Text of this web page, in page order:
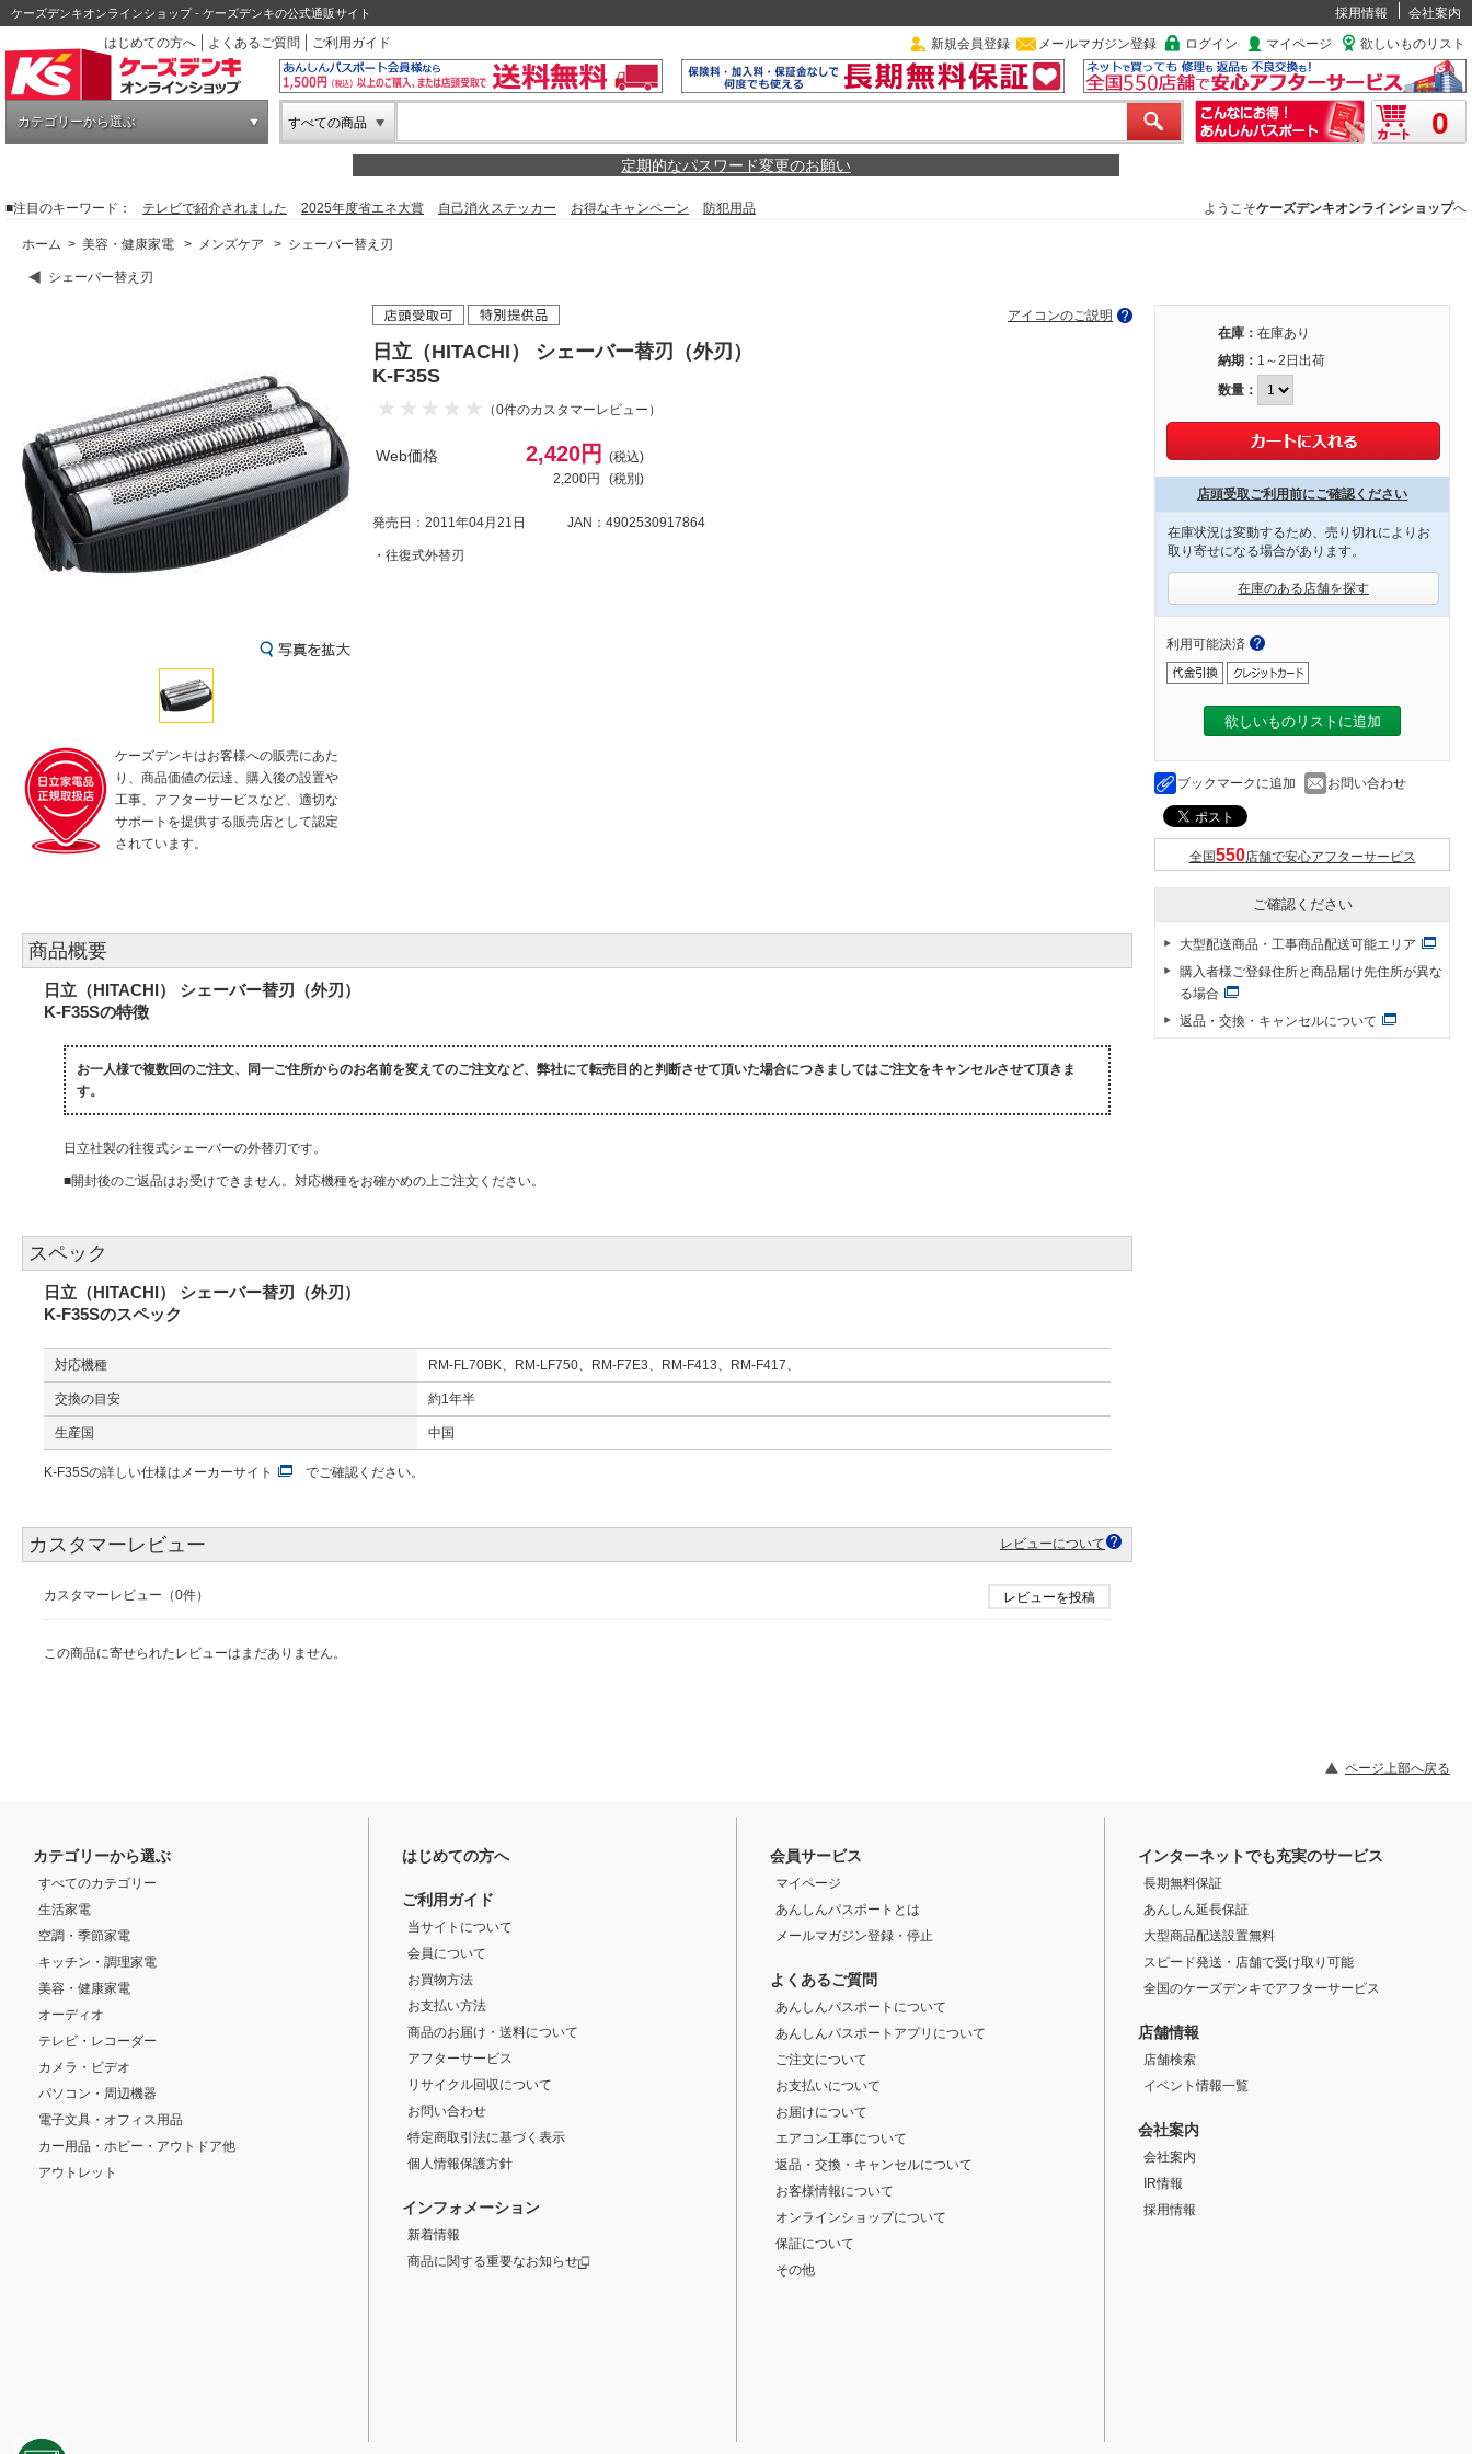
ケーズデンキオンラインショップ - ケーズデンキの公式通販サイト 採用情報
会社案内
はじめての方へ
よくあるご質問 ご利用ガイド 新規会員登録 メールマガジン登録 ログイン マイページ 欲しいものリスト
カテゴリーから選ぶ すべての商品 0
定期的なパスワード変更のお願い
■注目のキーワード： テレビで紹介されました 2025年度省エネ大賞 自己消火ステッカー お得なキャンペーン 防犯用品 ようこそケーズデンキオンラインショップへ
ホーム > 美容・健康家電 > メンズケア > シェーバー替え刃
シェーバー替え刃
ケーズデンキはお客様への販売にあた
り、商品価値の伝達、購入後の設置や
工事、アフターサービスなど、適切な
サポートを提供する販売店として認定
されています。
アイコンのご説明
日立（HITACHI） シェーバー替刃（外刃）
K-F35S
（0件のカスタマーレビュー）
Web価格 2,420円
(税込)
2,200円
(税別)
発売日：2011年04月21日 JAN：4902530917864
・往復式外替刃
商品概要
日立（HITACHI） シェーバー替刃（外刃）
K-F35Sの特徴
お一人様で複数回のご注文、同一ご住所からのお名前を変えてのご注文など、弊社にて転売目的と判断させて頂いた場合につきましてはご注文をキャンセルさせて頂きま
す。
日立社製の往復式シェーバーの外替刃です。
■開封後のご返品はお受けできません。対応機種をお確かめの上ご注文ください。
スペック
日立（HITACHI） シェーバー替刃（外刃）
K-F35Sのスペック
対応機種 RM-FL70BK、RM-LF750、RM-F7E3、RM-F413、RM-F417、
交換の目安 約1年半
生産国 中国
K-F35Sの詳しい仕様は メーカーサイト でご確認ください。
カスタマーレビュー レビューについて
カスタマーレビュー（0件） レビューを投稿
この商品に寄せられたレビューはまだありません。
在庫： 在庫あり
納期： 1～2日出荷
数量：
店頭受取ご利用前にご確認ください
在庫状況は変動するため、売り切れによりお
取り寄せになる場合があります。
在庫のある店舗を探す
利用可能決済
欲しいものリストに追加
ブックマークに追加 お問い合わせ
全国 店舗で安心アフターサービス
ご確認ください
大型配送商品・工事商品配送可能エリア
購入者様ご登録住所と商品届け先住所が異な
る場合
返品・交換・キャンセルについて
ページ上部へ戻る
カテゴリーから選ぶ
すべてのカテゴリー
生活家電
空調・季節家電
キッチン・調理家電
美容・健康家電
オーディオ
テレビ・レコーダー
カメラ・ビデオ
パソコン・周辺機器
電子文具・オフィス用品
カー用品・ホビー・アウトドア他
アウトレット
はじめての方へ
ご利用ガイド
当サイトについて
会員について
お買物方法
お支払い方法
商品のお届け・送料について
アフターサービス
リサイクル回収について
お問い合わせ
特定商取引法に基づく表示
個人情報保護方針
インフォメーション
新着情報
商品に関する重要なお知らせ
会員サービス
マイページ
あんしんパスポートとは
メールマガジン登録・停止
よくあるご質問
あんしんパスポートについて
あんしんパスポートアプリについて
ご注文について
お支払いについて
お届けについて
エアコン工事について
返品・交換・キャンセルについて
お客様情報について
オンラインショップについて
保証について
その他
インターネットでも充実のサービス
長期無料保証
あんしん延長保証
大型商品配送設置無料
スピード発送・店舗で受け取り可能
全国のケーズデンキでアフターサービス
店舗情報
店舗検索
イベント情報一覧
会社案内
会社案内
IR情報
採用情報